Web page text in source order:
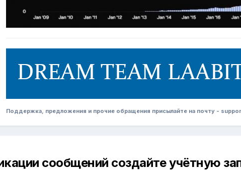
Поддержка, предложения и прочие обращения присылайте на почту -
сообщений создайте учётную